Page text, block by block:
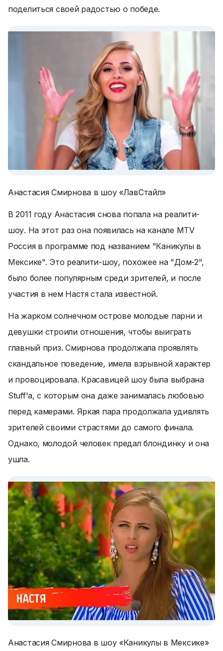
поделиться своей радостью о победе.
Анастасия Смирнова в шоу «ЛавСтайл»
В 2011 году Анастасия снова попала на реалити-
шоу. На этот раз она появилась на канале MTV
Россия в программе под названием "Каникулы в
Мексике". Это реалити-шоу, похожее на "Дом-2",
было более популярным среди зрителей, и после
участия в нем Настя стала известной.
На жарком солнечном острове молодые парни и
девушки строили отношения, чтобы выиграть
главный приз. Смирнова продолжала проявлять
скандальное поведение, имела взрывной характер
и провоцировала. Красавицей шоу была выбрана
Stuff'a, с которым она даже занималась любовью
перед камерами. Яркая пара продолжала удивлять
зрителей своими страстями до самого финала.
Однако, молодой человек предал блондинку и она
ушла.
Анастасия Смирнова в шоу «Каникулы в Мексике»